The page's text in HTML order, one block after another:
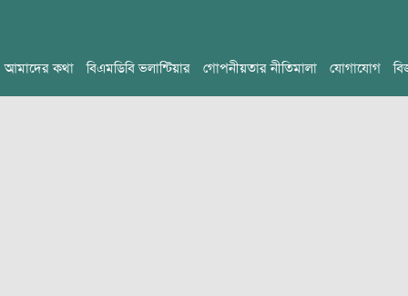
আমাদের কথা বিএমডিবি ভলান্টিয়ার গোপনীয়তার নীতিমালা যোগাযোগ